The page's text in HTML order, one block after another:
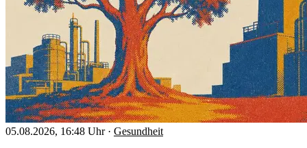
05.08.2026, 16:48 Uhr · Gesundheit